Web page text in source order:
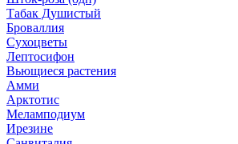
Табак Душистый
Броваллия
Сухоцветы
Лептосифон
Вьющиеся растения
Амми
Арктотис
Меламподиум
Ирезине